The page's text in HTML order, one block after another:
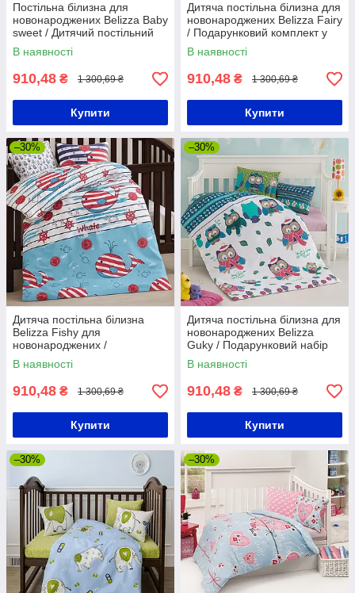
Постільна білизна для
новонароджених Belizza Baby
sweet / Дитячий постільний
комплект в ліжечко
В наявності
910,48 ₴ 1 300,69 ₴
Купити
Дитяча постільна білизна для
новонароджених Belizza Fairy
/ Подарунковий комплект у
дитяче ліжечко
В наявності
910,48 ₴ 1 300,69 ₴
Купити
–30%
Дитяча постільна білизна
Belizza Fishy для
новонароджених /
Подарунковий комплект
постільної білизни дитячої
В наявності
910,48 ₴ 1 300,69 ₴
Купити
–30%
Дитяча постільна білизна для
новонароджених Belizza
Guky / Подарунковий набір
постільної білизни дитячої
В наявності
910,48 ₴ 1 300,69 ₴
Купити
–30% –30%